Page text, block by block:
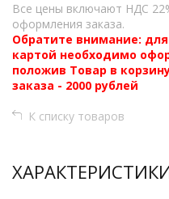
Все цены включают НДС
оформления заказа.
Обратите внимание:
картой необходимо
положив Товар в
заказа - 2000 рублей
К списку товаров